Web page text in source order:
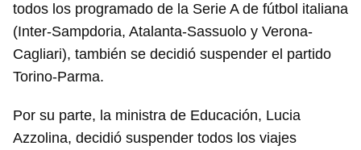
todos los programado de la Serie A de fútbol italiana
(Inter-Sampdoria, Atalanta-Sassuolo y Verona-
Cagliari), también se decidió suspender el partido
Torino-Parma.
Por su parte, la ministra de Educación, Lucia
Azzolina, decidió suspender todos los viajes